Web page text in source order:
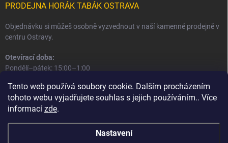
Tento web používá soubory cookie. Dalším procházením
tohoto webu vyjadřujete souhlas s jejich používáním.. Více
informací zde.
Nastavení
PRODEJNA HORÁK TABÁK OSTRAVA
Objednávku si můžeš osobně vyzvednout v naší kamenné prodejně v
centru Ostravy.
Otevírací doba:
Pondělí–pátek: 15:00–1:00
Informace o prodejně a osobním odběru